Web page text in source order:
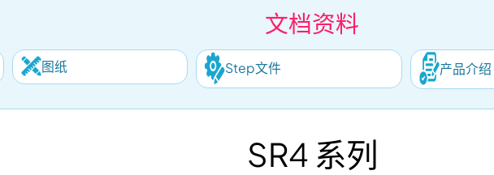
文档资料
图纸 Step文件 产品介绍
SR4 系列